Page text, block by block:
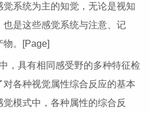
系统为主的知觉，无论是视知
是这些感觉系统与注意、记
。[Page]
，具有相同感受野的多种特征检
各种视觉属性综合反应的基本
模式中，各种属性的综合反